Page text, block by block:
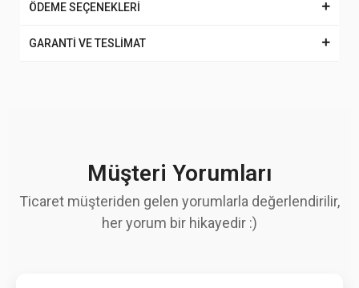
ÖDEME SEÇENEKLERİ
GARANTİ VE TESLİMAT
Müşteri Yorumları
Ticaret müşteriden gelen yorumlarla değerlendirilir,
her yorum bir hikayedir :)